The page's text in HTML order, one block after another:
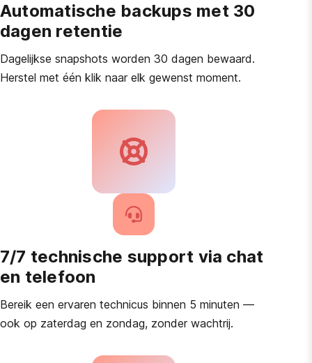
Automatische backups met 30
dagen retentie
Dagelijkse snapshots worden 30 dagen bewaard.
Herstel met één klik naar elk gewenst moment.
7/7 technische support via chat
en telefoon
Bereik een ervaren technicus binnen 5 minuten —
ook op zaterdag en zondag, zonder wachtrij.